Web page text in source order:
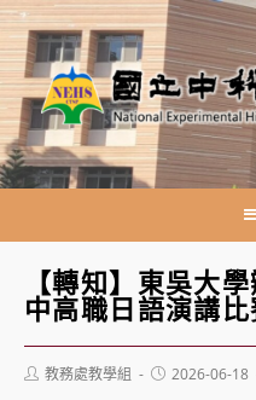
跳
轉
至
主
要
內
【轉知】東吳大
中高職日語演講
Post教務處教學組
Post2026-06-18